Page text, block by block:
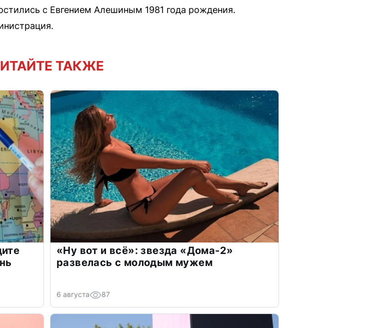
с Евгением Алешиным 1981 года рождения.
ТАКЖЕ
«Ну вот и всё»: звезда «Дома-2»
развелась с молодым мужем
6 августа 87